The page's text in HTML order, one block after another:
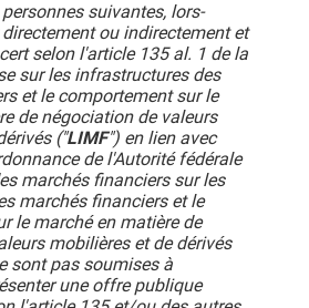
suivantes, lors-
ou indirectement et
selon l'article 135 al. 1 de la
sur les infrastructures des
et le comportement sur le
de négociation de valeurs
("LIMF") en lien avec
de l'Autorité fédérale
marchés financiers sur les
marchés financiers et le
le marché en matière de
mobilières et de dérivés
sont pas soumises à
une offre publique